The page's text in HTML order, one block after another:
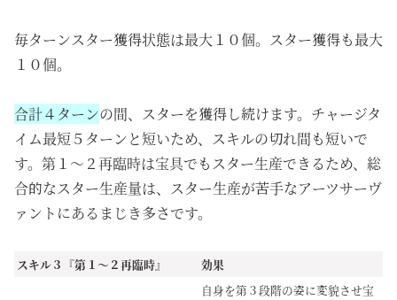
毎ターンスター獲得状態は最大１０個。スター獲得も最大
１０個。
合計４ターンの間、スターを獲得し続けます。チャージタ
イム最短５ターンと短いため、スキルの切れ間も短いで
す。第１～２再臨時は宝具でもスター生産できるため、総
合的なスター生産量は、スター生産が苦手なアーツサーヴ
ァントにあるまじき多さです。
スキル３『第１～２再臨時』 効果
自身を第３段階の姿に変貌させ宝